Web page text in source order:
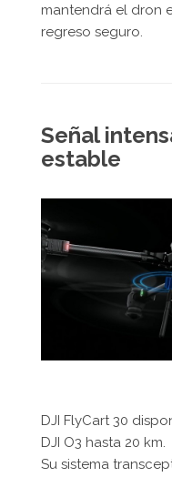
mantendrá el dron
regreso seguro.
Señal
estable
DJI FlyCart 30
DJI O3 hasta 20 km.
Su sistema